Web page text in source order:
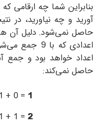
بنابراین شما چه ارقامی
آورید و چه نیاورید، در
حاصل نمی‌شود. دلیل آن
اعدادی که با9 جمع
اعداد خواهد بود و جمع
حاصل نمی‌کند:
+ 0 = 1
+ 1 = 2